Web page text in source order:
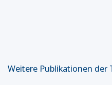
Weitere Publikationen der